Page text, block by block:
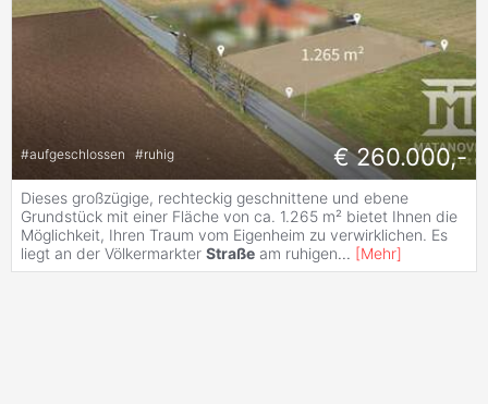
#aufgeschlossen #ruhig € 260.000,-
Dieses großzügige, rechteckig geschnittene und ebene
Grundstück mit einer Fläche von ca. 1.265 m² bietet Ihnen die
Möglichkeit, Ihren Traum vom Eigenheim zu verwirklichen. Es
liegt an der Völkermarkter Straße am ruhigen... [Mehr]